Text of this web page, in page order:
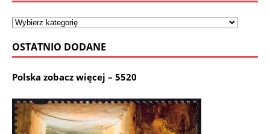
OSTATNIO DODANE
Polska zobacz więcej – 5520